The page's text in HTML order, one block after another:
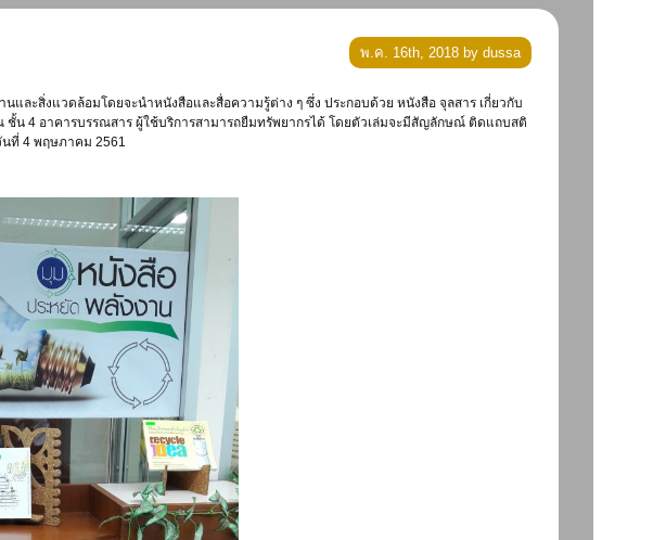
พ.ค. 16th, 2018 by dussa
ชั้น 4 อาคารบรรณสาร ผู้ใช้บริการสามารถยืมทรัพยากรได้ โดยตัวเล่มจะมีสัญลักษณ์ ติดแถบสติ
นที่ 4 พฤษภาคม 2561